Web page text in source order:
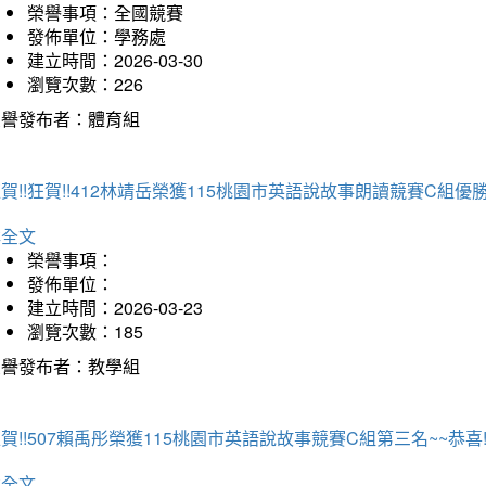
榮譽事項：全國競賽
發佈單位：學務處
建立時間：2026-03-30
瀏覽次數：226
發布者：體育組
!!狂賀!!412林靖岳榮獲115桃園市英語說故事朗讀競賽C組優
文
榮譽事項：
發佈單位：
建立時間：2026-03-23
瀏覽次數：185
發布者：教學組
!!507賴禹彤榮獲115桃園市英語說故事競賽C組第三名~~恭喜